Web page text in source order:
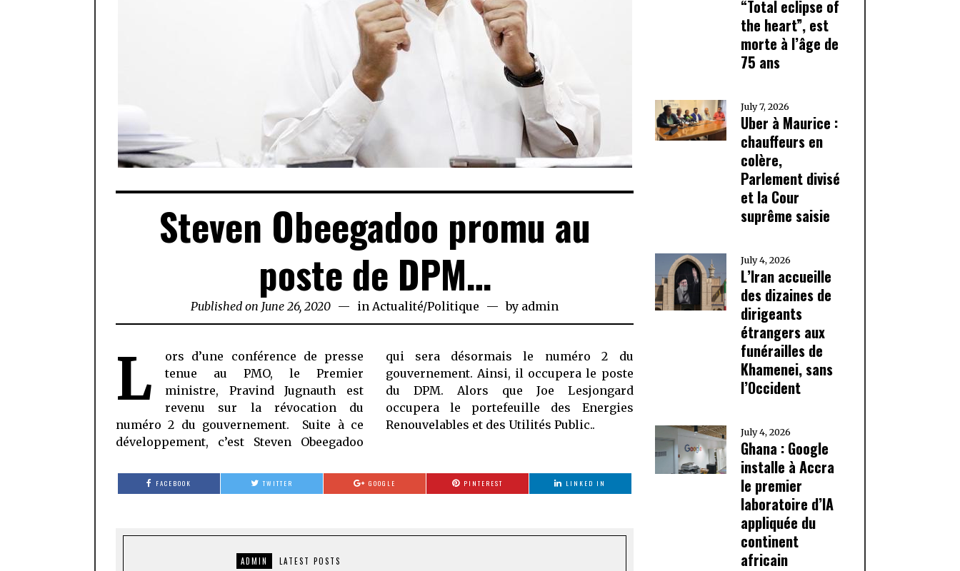
Steven Obeegadoo promu au
poste de DPM…
Published on June 26, 2020 June
26,
in Actualité/Politique by admin
L
ors d’une conférence de presse
tenue au PMO, le Premier
ministre, Pravind Jugnauth est
revenu sur la révocation du
numéro 2 du gouvernement. Suite à ce
développement, c’est Steven Obeegadoo
qui sera désormais le numéro 2 du
gouvernement. Ainsi, il occupera le poste
du DPM. Alors que Joe Lesjongard
occupera le portefeuille des Energies
Renouvelables et des Utilités Public..
FACEBOOK TWITTER GOOGLE PINTEREST LINKED IN
ADMIN LATEST POSTS
“Total eclipse of
the heart”, est
morte à l’âge de
75 ans
July 7, 2026
Uber à Maurice :
chauffeurs en
colère,
Parlement divisé
et la Cour
suprême saisie
July 4, 2026
L’Iran accueille
des dizaines de
dirigeants
étrangers aux
funérailles de
Khamenei, sans
l’Occident
July 4, 2026
Ghana : Google
installe à Accra
le premier
laboratoire d’IA
appliquée du
continent
africain